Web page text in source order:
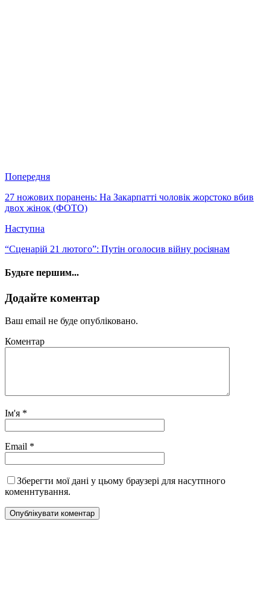
Попередня
27 ножових поранень: На Закарпатті чоловік жорстоко вбив
двох жінок (ФОТО)
Наступна
“Сценарій 21 лютого”: Путін оголосив війну росіянам
Будьте першим...
Додайте коментар
Ваш email не буде опубліковано.
Коментар
Ім'я *
Email *
Зберегти мої дані у цьому браузері для насутпного
коменнтування.